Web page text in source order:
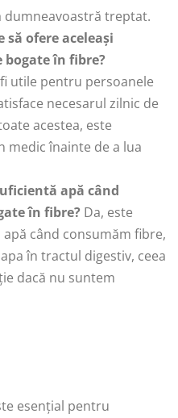
treptat.
ofere aceleași
în fibre?
utile pentru persoanele
necesarul zilnic de
acestea, este
medic înainte de a lua
apă când
în fibre? Da, este
când consumăm fibre,
în tractul digestiv, ceea
dacă nu suntem
esențial pentru